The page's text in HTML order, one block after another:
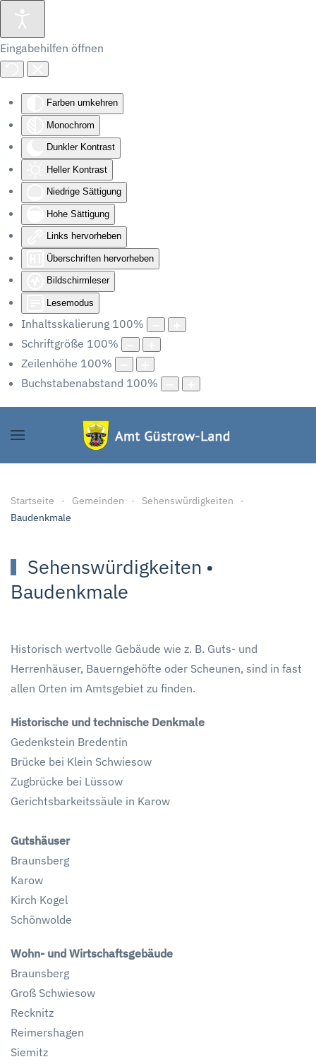
Eingabehilfen öffnen
Farben umkehren
Monochrom
Dunkler Kontrast
Heller Kontrast
Niedrige Sättigung
Hohe Sättigung
Links hervorheben
Überschriften hervorheben
Bildschirmleser
Lesemodus
Inhaltsskalierung 100%
Schriftgröße 100%
Zeilenhöhe 100%
Buchstabenabstand 100%
Startseite Gemeinden
Sehenswürdigkeiten
Baudenkmale
Sehenswürdigkeiten •
Baudenkmale
Historisch wertvolle Gebäude wie z. B. Guts- und
Herrenhäuser, Bauerngehöfte oder Scheunen, sind in fast
allen Orten im Amtsgebiet zu finden.
Historische und technische Denkmale
Gedenkstein Bredentin
Brücke bei Klein Schwiesow
Zugbrücke bei Lüssow
Gerichtsbarkeitssäule in Karow
Gutshäuser
Braunsberg
Karow
Kirch Kogel
Schönwolde
Wohn- und Wirtschaftsgebäude
Braunsberg
Groß Schwiesow
Recknitz
Reimershagen
Siemitz